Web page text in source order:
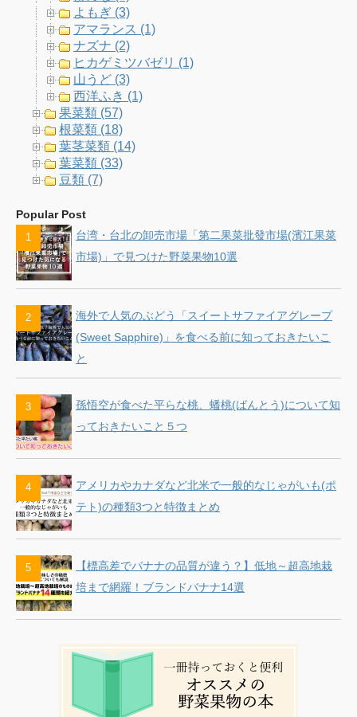
よもぎ (3)
アマランス (1)
ナズナ (2)
ヒカゲミツバゼリ (1)
山うど (3)
西洋ふき (1)
果菜類 (57)
根菜類 (18)
葉茎菜類 (14)
葉菜類 (33)
豆類 (7)
Popular Post
台湾・台北の卸売市場「第二果菜批發市場(濱江果菜
市場)」で見つけた野菜果物10選
海外で人気のぶどう「スイートサファイアグレープ
(Sweet Sapphire)」を食べる前に知っておきたいこ
と
孫悟空が食べた平らな桃、蟠桃(ばんとう)について知
っておきたいこと５つ
アメリカやカナダなど北米で一般的なじゃがいも(ポ
テト)の種類3つと特徴まとめ
【標高差でバナナの品質が違う？】低地～超高地栽
培まで網羅！ブランドバナナ14選